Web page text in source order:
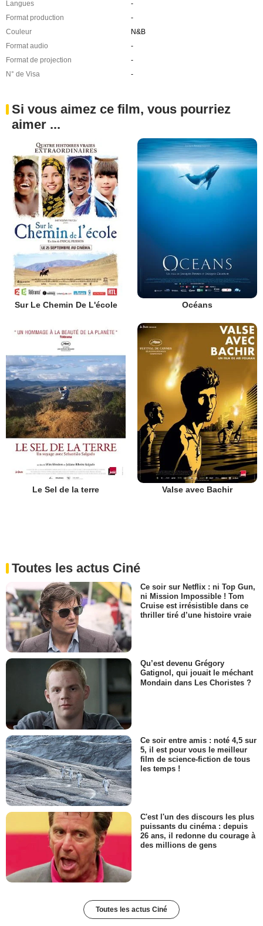
Langues
-
Format production
-
Couleur
N&B
Format audio
-
Format de projection
-
N° de Visa
-
Si vous aimez ce film, vous pourriez
aimer ...
Sur Le Chemin De L'école Océans
Le Sel de la terre Valse avec Bachir
Toutes les actus Ciné
Ce soir sur Netflix : ni Top Gun,
ni Mission Impossible ! Tom
Cruise est irrésistible dans ce
thriller tiré d’une histoire vraie
Qu’est devenu Grégory
Gatignol, qui jouait le méchant
Mondain dans Les Choristes ?
Ce soir entre amis : noté 4,5 sur
5, il est pour vous le meilleur
film de science-fiction de tous
les temps !
C'est l'un des discours les plus
puissants du cinéma : depuis
26 ans, il redonne du courage à
des millions de gens
Toutes les actus Ciné